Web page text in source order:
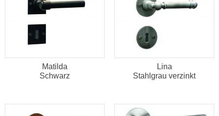
Matilda
Schwarz
Lina
Stahlgrau verzinkt